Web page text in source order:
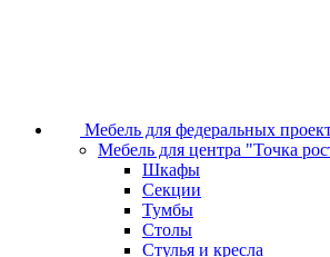
Мебель для федеральных
Мебель для центра "Точка
Шкафы
Секции
Тумбы
Столы
Стулья и кресла